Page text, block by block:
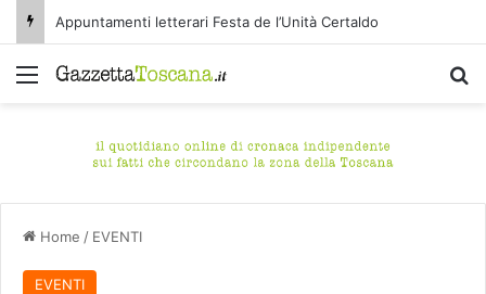
Appuntamenti letterari Festa de l’Unità Certaldo
Menu
Home / EVENTI
EVENTI